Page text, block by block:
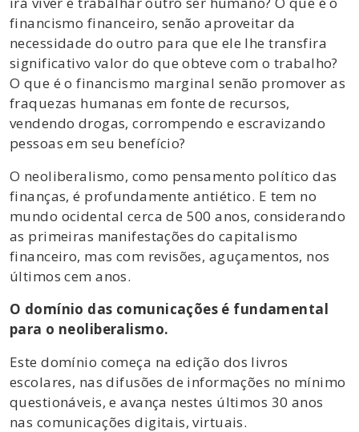
financismo financeiro, senão aproveitar da
necessidade do outro para que ele lhe transfira
significativo valor do que obteve com o trabalho?
O que é o financismo marginal senão promover as
fraquezas humanas em fonte de recursos,
vendendo drogas, corrompendo e escravizando
pessoas em seu benefício?
O neoliberalismo, como pensamento político das
finanças, é profundamente antiético. E tem no
mundo ocidental cerca de 500 anos, considerando
as primeiras manifestações do capitalismo
financeiro, mas com revisões, aguçamentos, nos
últimos cem anos.
O domínio das comunicações é fundamental
para o neoliberalismo.
Este domínio começa na edição dos livros
escolares, nas difusões de informações no mínimo
questionáveis, e avança nestes últimos 30 anos
nas comunicações digitais, virtuais.